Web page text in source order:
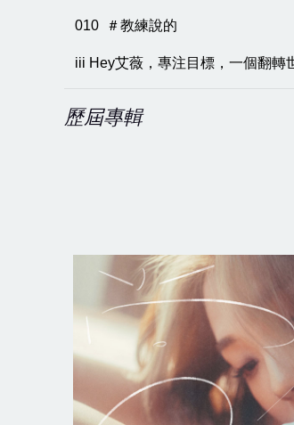
010 ＃教練說的
iii Hey艾薇，專注目標，一個翻轉
歷屆專輯